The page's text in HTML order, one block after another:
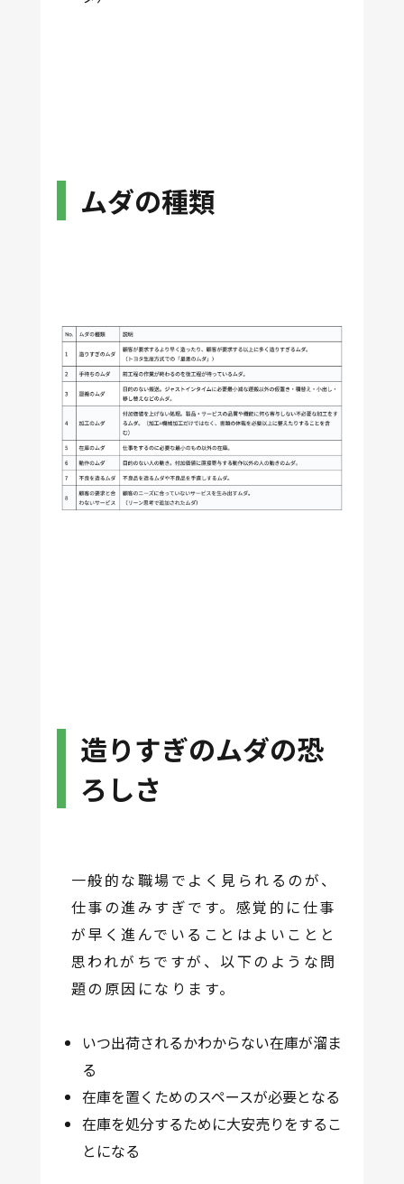
ムダの種類
造りすぎのムダの恐
ろしさ
一般的な職場でよく見られるのが、
仕事の進みすぎです。感覚的に仕事
が早く進んでいることはよいことと
思われがちですが、以下のような問
題の原因になります。
いつ出荷されるかわからない在庫が溜ま
る
在庫を置くためのスペースが必要となる
在庫を処分するために大安売りをするこ
とになる